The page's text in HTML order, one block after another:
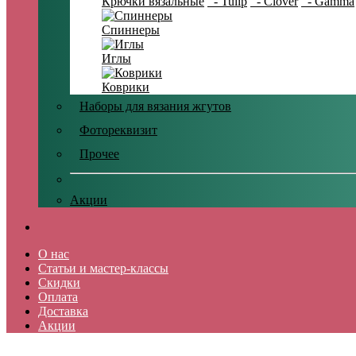
Спиннеры
Иглы
Коврики
Наборы для вязания жгутов
Фотореквизит
Прочее
Акции
О нас
Статьи и мастер-классы
Скидки
Оплата
Доставка
Акции